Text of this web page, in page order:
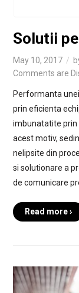
Solutii
May 10, 2017
Comments are
Performanta
prin eficienta
imbunatatite prin
acest motiv,
nelipsite din
si solutionare a
de comunicare
Read more ›